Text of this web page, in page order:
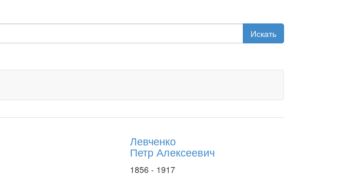
Искать
Левченко
Петр Алексеевич
1856 - 1917